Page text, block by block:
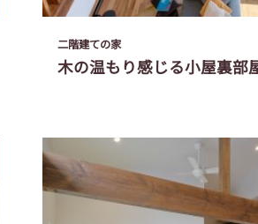
二階建ての家
木の温もり感じる小屋裏部